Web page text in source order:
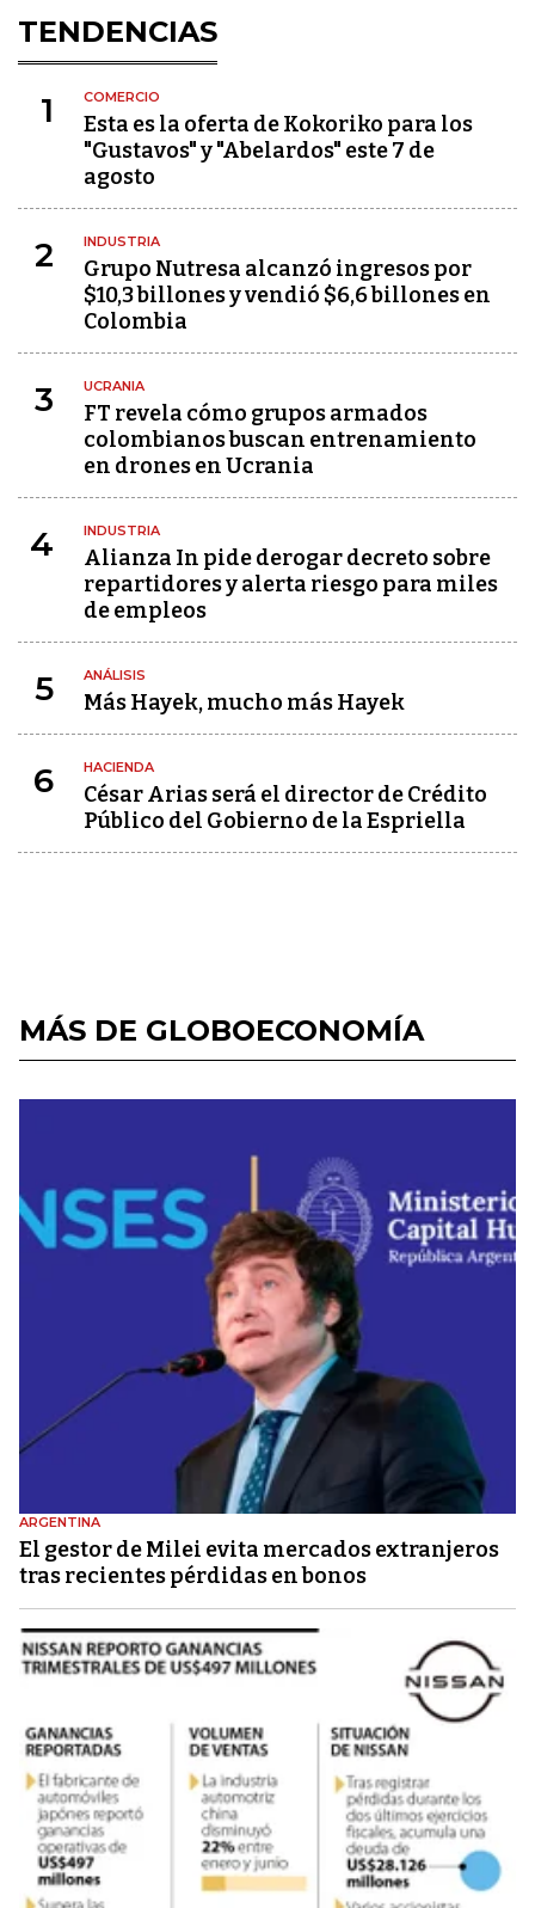
TENDENCIAS
1 COMERCIO
Esta es la oferta de Kokoriko para los
"Gustavos" y "Abelardos" este 7 de
agosto
2 INDUSTRIA
Grupo Nutresa alcanzó ingresos por
$10,3 billones y vendió $6,6 billones en
Colombia
3 UCRANIA
FT revela cómo grupos armados
colombianos buscan entrenamiento
en drones en Ucrania
4 INDUSTRIA
Alianza In pide derogar decreto sobre
repartidores y alerta riesgo para miles
de empleos
5 ANÁLISIS
Más Hayek, mucho más Hayek
6 HACIENDA
César Arias será el director de Crédito
Público del Gobierno de la Espriella
MÁS DE GLOBOECONOMÍA
ARGENTINA
El gestor de Milei evita mercados extranjeros
tras recientes pérdidas en bonos